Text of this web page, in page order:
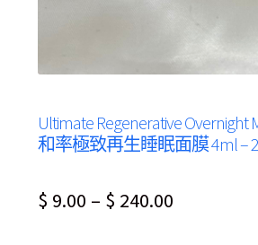
Ultimate Regenerative Overnight
和率極致再生睡眠面膜 4ml –
$ 9.00 – $ 240.00Price